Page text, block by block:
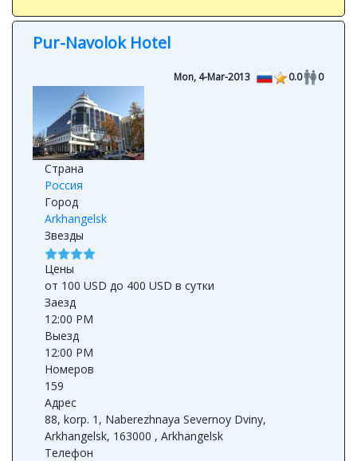
Pur-Navolok Hotel
Mon, 4-Mar-2013 0.0 0
Страна
Россия
Город
Arkhangelsk
Звезды
Цены
от 100 USD до 400 USD в сутки
Заезд
12:00 PM
Выезд
12:00 PM
Номеров
159
Адрес
88, korp. 1, Naberezhnaya Severnoy Dviny,
Arkhangelsk, 163000 , Arkhangelsk
Телефон